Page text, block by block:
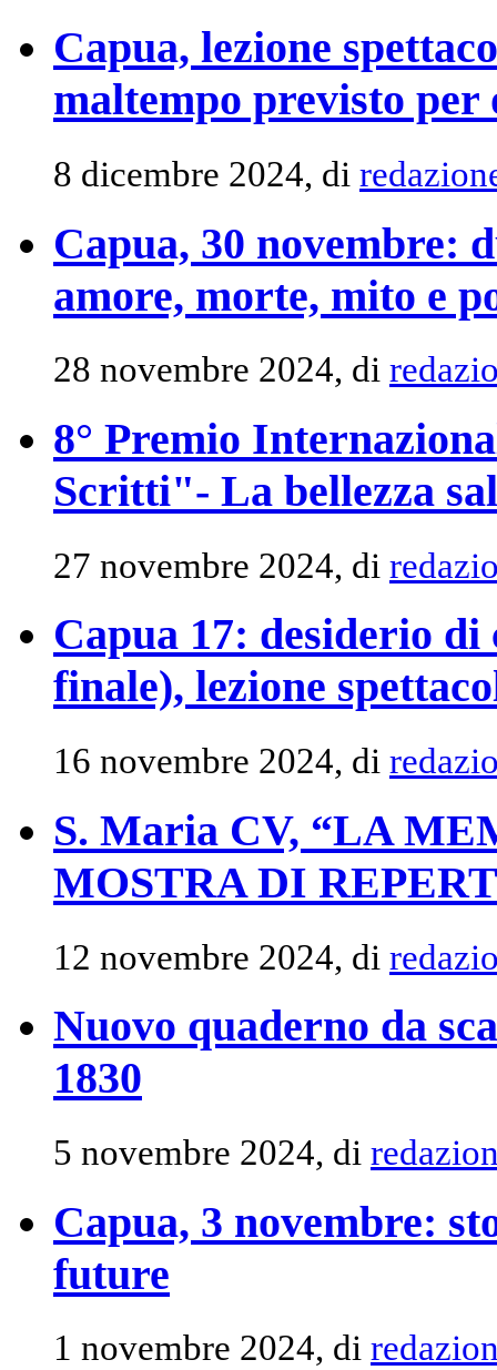
Capua, lezione
maltempo previsto per
8 dicembre 2024, di
Capua, 30 novembre:
amore, morte, mito e
28 novembre 2024, di
8° Premio
Scritti"- La bellezza
27 novembre 2024, di
Capua 17: desiderio
finale), lezione
16 novembre 2024, di
S. Maria CV, “LA
MOSTRA DI
12 novembre 2024, di
Nuovo quaderno da
1830
5 novembre 2024, di
Capua, 3 novembre:
future
1 novembre 2024, di